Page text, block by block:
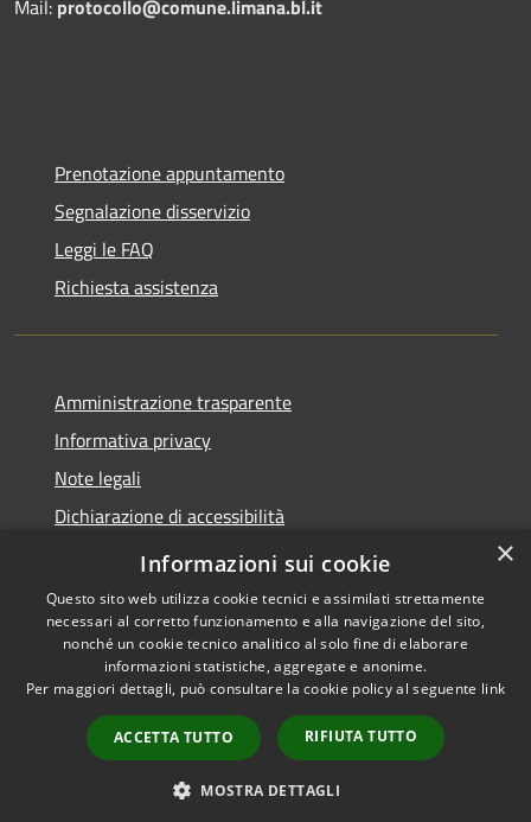
Mail: protocollo@comune.limana.bl.it
Prenotazione appuntamento
Segnalazione disservizio
Leggi le FAQ
Richiesta assistenza
Amministrazione trasparente
Informativa privacy
Note legali
Dichiarazione di accessibilità
Moduli Privacy Amministrazione trasparente
Accessibilità
Copyright © 2026 • Comune di
Limana • Powered by
Municipium•
Accesso
redazione
×
Informazioni sui cookie
Questo sito web utilizza cookie tecnici e assimilati strettamente
necessari al corretto funzionamento e alla navigazione del sito,
nonché un cookie tecnico analitico al solo fine di elaborare
informazioni statistiche, aggregate e anonime.
Per maggiori dettagli, può consultare la cookie policy al seguente link
ACCETTA TUTTO RIFIUTA TUTTO
MOSTRA DETTAGLI